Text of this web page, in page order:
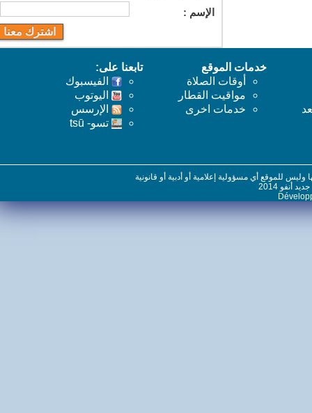
اﻹسم :
خدمات الموقع
أوقات الصلاة
مواقيت القطار
خدمات اخرى
تابعنا على:
الفيسبوك
اليوتوب
اﻹرسس
تسو- tsū
للموقع أي مسؤولية إعلامية أو أدبية أو قانونية
2014